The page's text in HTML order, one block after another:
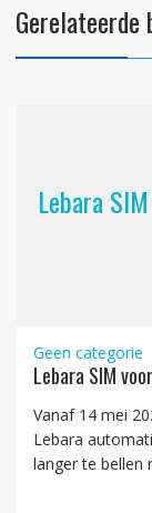
Gerelateerde
Lebara
Geen categorie
Lebara SIM
Vanaf 14 mei
Lebara
langer te bellen